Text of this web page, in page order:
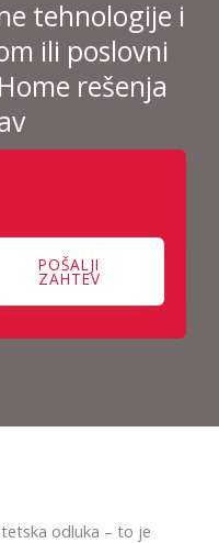
tehnologije i
ili poslovni
rešenja
POŠALJI
ZAHTEV
odluka – to je